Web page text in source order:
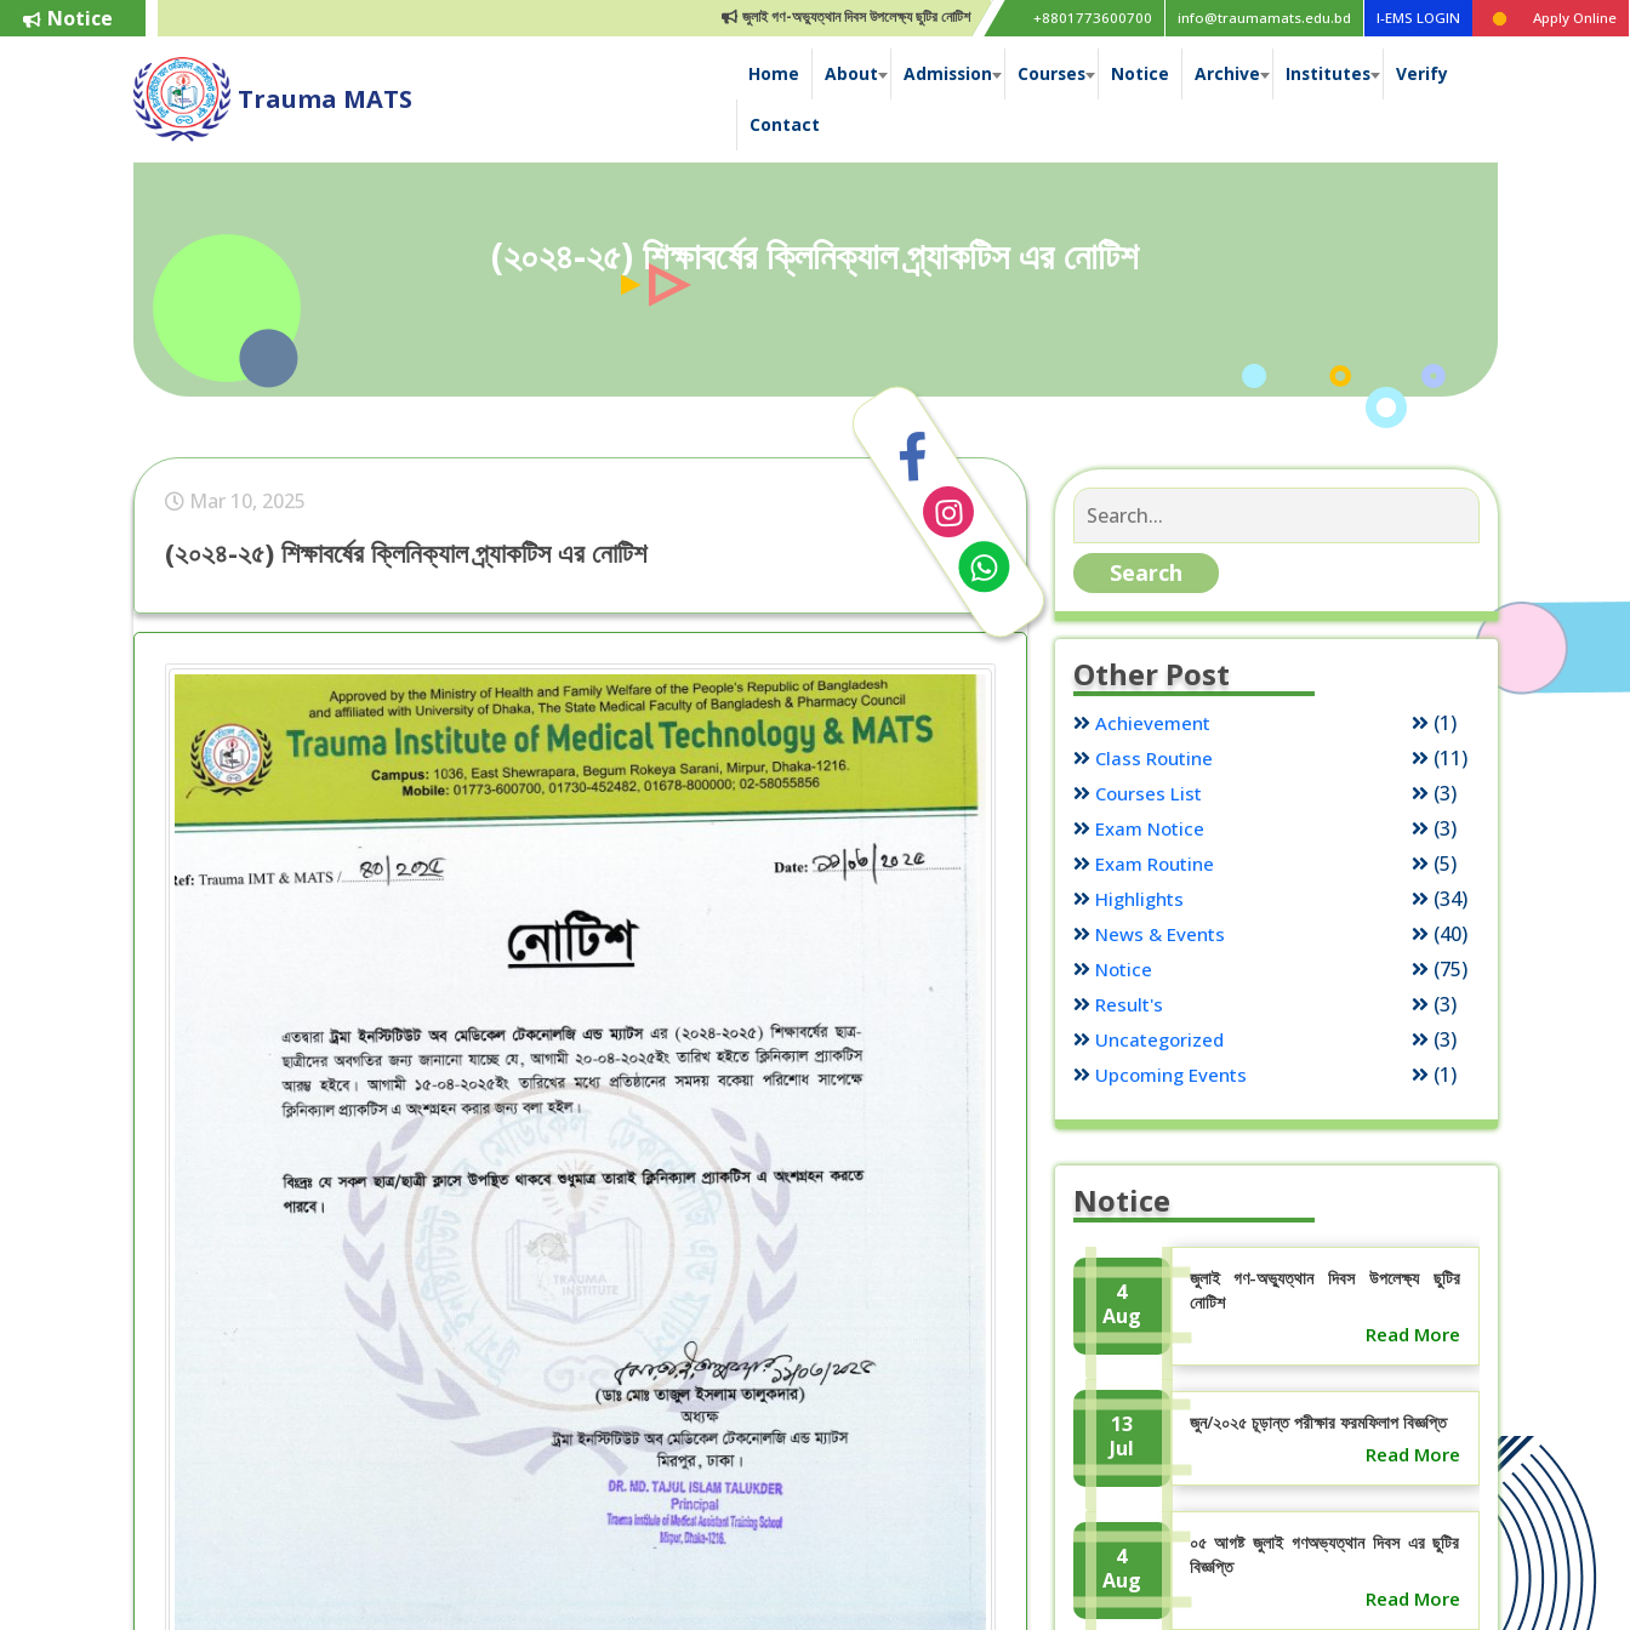
Notice জুলাই গণ-অভ্যুত্থান দিবস উপলেক্ষ্য ছুটির নোটিশ জুন/২০২৫ চূড়ান্ত পরীক্ষার ফরমফিলাপ বিজ্ঞপ্তি ০৫ আগষ্ট জুলাই গণঅভ্যত্থান দিবস এর ছুটির বিজ্ঞপ্তি ডিসেম্বর-২০২৩ইং
+8801773600700 info@traumamats.edu.bd I-EMS LOGIN Apply Online
Trauma MATS
Home About Admission Courses Notice Archive Institutes Verify
Contact
(২০২৪-২৫) শিক্ষাবর্ষের ক্লিনিক্যাল প্র্যাকটিস এর নোটিশ
Mar 10, 2025
(২০২৪-২৫) শিক্ষাবর্ষের ক্লিনিক্যাল প্র্যাকটিস এর নোটিশ
Other Post
Achievement (1)
Class Routine (11)
Courses List (3)
Exam Notice (3)
Exam Routine (5)
Highlights (34)
News & Events (40)
Notice (75)
Result's (3)
Uncategorized (3)
Upcoming Events (1)
Notice
4
Aug
জুলাই গণ-অভ্যুত্থান দিবস উপলেক্ষ্য ছুটির
নোটিশ
Read More
13
Jul
জুন/২০২৫ চূড়ান্ত পরীক্ষার ফরমফিলাপ বিজ্ঞপ্তি
Read More
4
Aug
০৫ আগষ্ট জুলাই গণঅভ্যত্থান দিবস এর ছুটির
বিজ্ঞপ্তি
Read More